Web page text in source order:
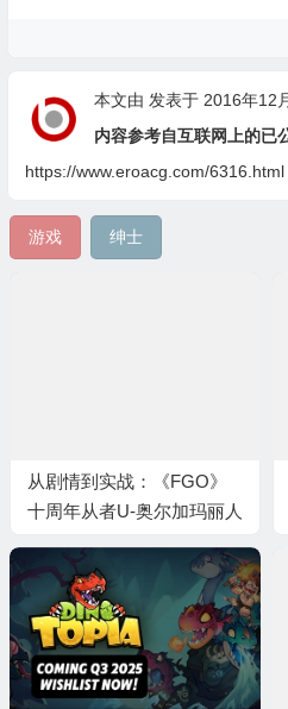
本文由 发表于 2016年12
内容参考自互联网上的已
https://www.eroacg.com/6316.html
游戏 绅士
从剧情到实战：《FGO》
十周年从者U-奥尔加玛丽人